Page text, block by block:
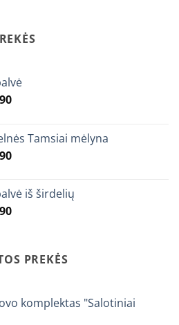
through
€9,90
Price
through
€23,90
Tamsiai mėlyna
Price
through
€15,90
iš širdelių
Price
through
€25,90
PREKĖS
komplektas "Salotiniai